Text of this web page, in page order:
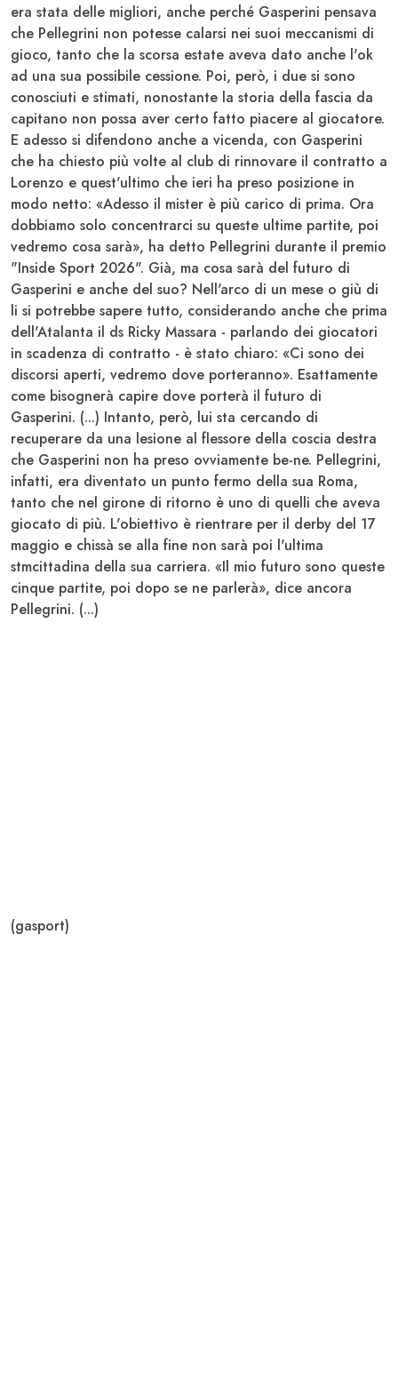
era stata delle migliori, anche perché Gasperini pensava
che Pellegrini non potesse calarsi nei suoi meccanismi di
gioco, tanto che la scorsa estate aveva dato anche l'ok
ad una sua possibile cessione. Poi, però, i due si sono
conosciuti e stimati, nonostante la storia della fascia da
capitano non possa aver certo fatto piacere al giocatore.
E adesso si difendono anche a vicenda, con Gasperini
che ha chiesto più volte al club di rinnovare il contratto a
Lorenzo e quest'ultimo che ieri ha preso posizione in
modo netto: «Adesso il mister è più carico di prima. Ora
dobbiamo solo concentrarci su queste ultime partite, poi
vedremo cosa sarà», ha detto Pellegrini durante il premio
"Inside Sport 2026". Già, ma cosa sarà del futuro di
Gasperini e anche del suo? Nell'arco di un mese o giù di
li si potrebbe sapere tutto, considerando anche che prima
dell'Atalanta il ds Ricky Massara - parlando dei giocatori
in scadenza di contratto - è stato chiaro: «Ci sono dei
discorsi aperti, vedremo dove porteranno». Esattamente
come bisognerà capire dove porterà il futuro di
Gasperini. (...) Intanto, però, lui sta cercando di
recuperare da una lesione al flessore della coscia destra
che Gasperini non ha preso ovviamente be-ne. Pellegrini,
infatti, era diventato un punto fermo della sua Roma,
tanto che nel girone di ritorno è uno di quelli che aveva
giocato di più. L'obiettivo è rientrare per il derby del 17
maggio e chissà se alla fine non sarà poi l'ultima
stmcittadina della sua carriera. «Il mio futuro sono queste
cinque partite, poi dopo se ne parlerà», dice ancora
Pellegrini. (...)
(gasport)